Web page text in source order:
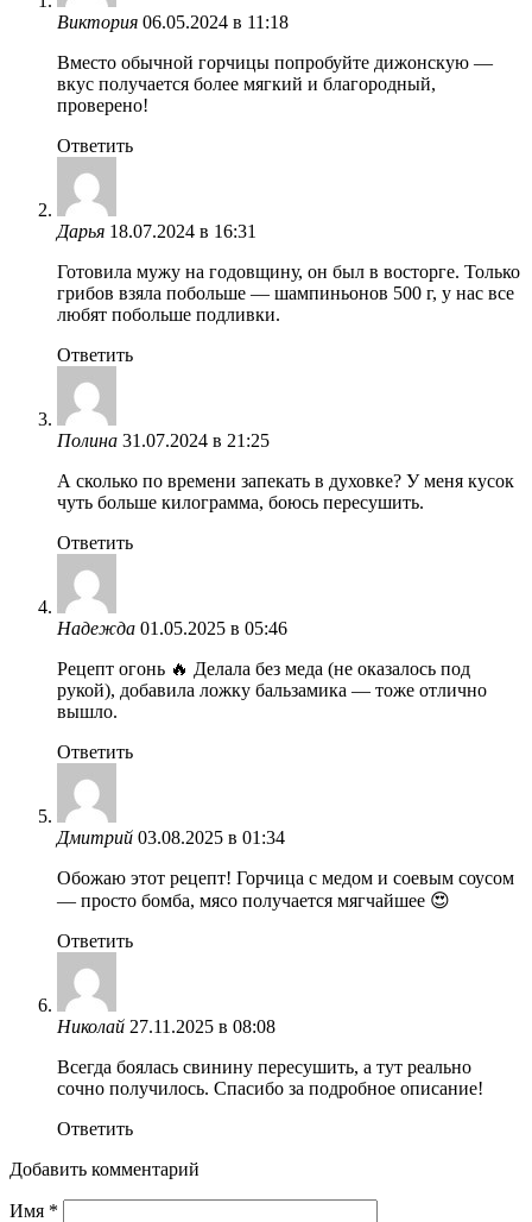
Виктория 06.05.2024 в 11:18
Вместо обычной горчицы попробуйте дижонскую —
вкус получается более мягкий и благородный,
проверено!
Ответить
Дарья 18.07.2024 в 16:31
Готовила мужу на годовщину, он был в восторге. Только
грибов взяла побольше — шампиньонов 500 г, у нас все
любят побольше подливки.
Ответить
Полина 31.07.2024 в 21:25
А сколько по времени запекать в духовке? У меня кусок
чуть больше килограмма, боюсь пересушить.
Ответить
Надежда 01.05.2025 в 05:46
Рецепт огонь 🔥 Делала без меда (не оказалось под
рукой), добавила ложку бальзамика — тоже отлично
вышло.
Ответить
Дмитрий 03.08.2025 в 01:34
Обожаю этот рецепт! Горчица с медом и соевым соусом
— просто бомба, мясо получается мягчайшее 😍
Ответить
Николай 27.11.2025 в 08:08
Всегда боялась свинину пересушить, а тут реально
сочно получилось. Спасибо за подробное описание!
Ответить
Добавить комментарий
Имя *